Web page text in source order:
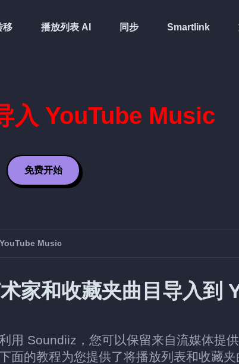
移 播放列表 AI 同步 Smartlink
入 YouTube Music
免费开始
Music
家和收藏夹曲目导入到
用 Soundiiz，您可以保留来自流媒体提
的教程为您提供了将播放列表和收藏夹